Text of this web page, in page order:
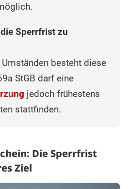
Sperrfrist zu
besteht diese
StGB darf eine
jedoch frühestens
stattfinden.
Die Sperrfrist
Ziel